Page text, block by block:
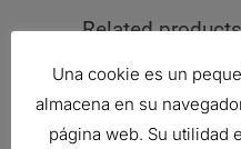
Related products
BOTELLAS
Una cookie es un
almacena en su
página web. Su utilidad